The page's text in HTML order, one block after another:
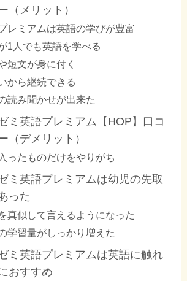
（メリット）
レミアムは英語の学びが豊富
1人でも英語を学べる
短文が身に付く
から継続できる
読み聞かせが出来た
ミ英語プレミアム【HOP】口コ
（デメリット）
ったものだけをやりがち
ミ英語プレミアムは幼児の先取
った
真似して言えるようになった
学習量がしっかり増えた
ミ英語プレミアムは英語に触れ
おすすめ